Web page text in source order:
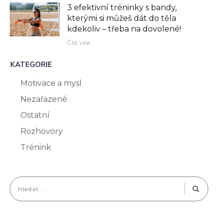
3 efektivní tréninky s bandy,
kterými si můžeš dát do těla
kdekoliv –⁠ třeba na dovolené!
Číst více
KATEGORIE
Motivace a mysl
Nezařazené
Ostatní
Rozhovory
Trénink